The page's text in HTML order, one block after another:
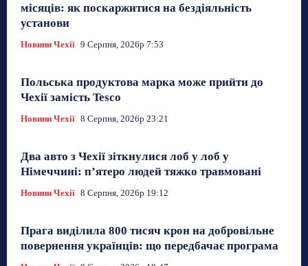
місяців: як поскаржитися на бездіяльність
установи
Новини Чехії 9 Серпня, 2026р 7:53
Польська продуктова марка може прийти до
Чехії замість Tesco
Новини Чехії 8 Серпня, 2026р 23:21
Два авто з Чехії зіткнулися лоб у лоб у
Німеччині: п’ятеро людей тяжко травмовані
Новини Чехії 8 Серпня, 2026р 19:12
Прага виділила 800 тисяч крон на добровільне
повернення українців: що передбачає програма